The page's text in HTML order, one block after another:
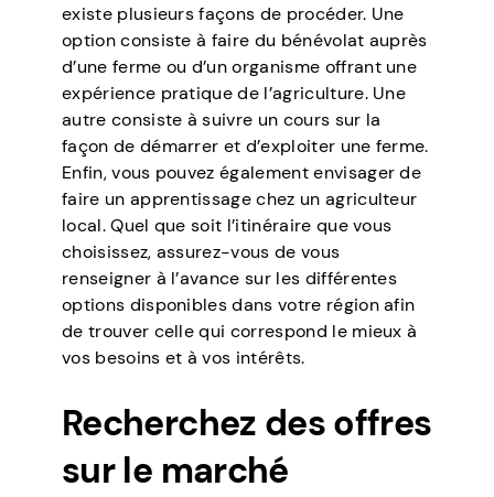
existe plusieurs façons de procéder. Une
option consiste à faire du bénévolat auprès
d’une ferme ou d’un organisme offrant une
expérience pratique de l’agriculture. Une
autre consiste à suivre un cours sur la
façon de démarrer et d’exploiter une ferme.
Enfin, vous pouvez également envisager de
faire un apprentissage chez un agriculteur
local. Quel que soit l’itinéraire que vous
choisissez, assurez-vous de vous
renseigner à l’avance sur les différentes
options disponibles dans votre région afin
de trouver celle qui correspond le mieux à
vos besoins et à vos intérêts.
Recherchez des offres
sur le marché